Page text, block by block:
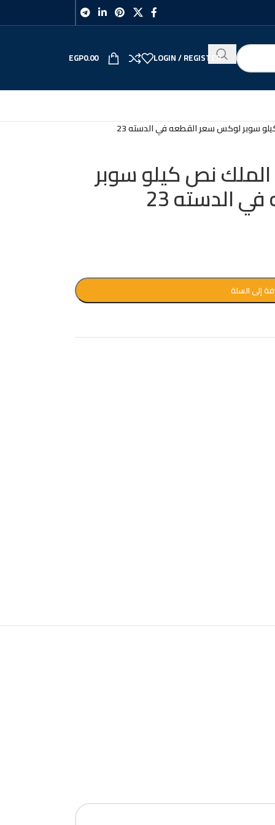
LOGIN / REGISTER
EGP0.00
سوبر لوكس سعر القطعه في الدسته 23
نص كيلو سوبر
الدسته 23
إلى السلة